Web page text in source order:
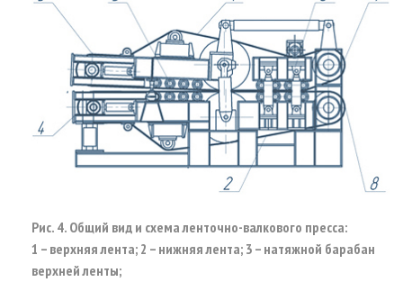
Рис. 4. Общий вид и схема ленточно-валкового пресса:
1 – верхняя лента; 2 – нижняя лента; 3 – натяжной барабан
верхней ленты;